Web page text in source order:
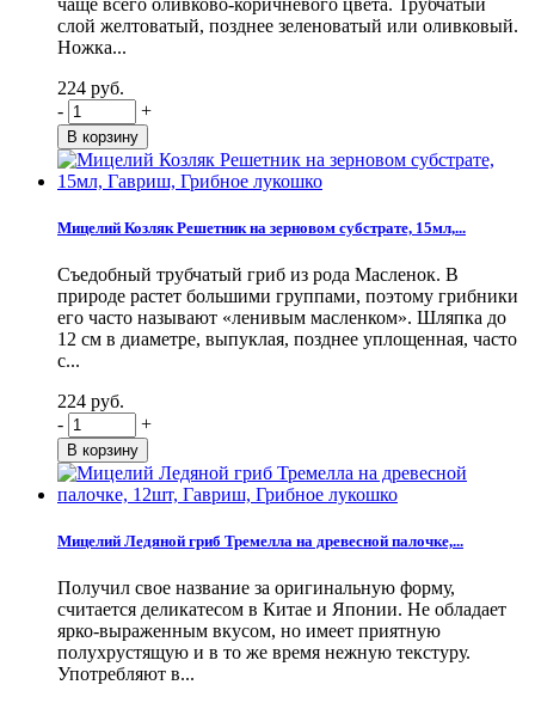
слой желтоватый, позднее зеленоватый или оливковый.
Ножка...
224 руб.
-
+
Мицелий Козляк Решетник на зерновом субстрате, 15мл,...
Съедобный трубчатый гриб из рода Масленок. В
природе растет большими группами, поэтому грибники
его часто называют «ленивым масленком». Шляпка до
12 см в диаметре, выпуклая, позднее уплощенная, часто
с...
224 руб.
-
+
Мицелий Ледяной гриб Тремелла на древесной палочке,...
Получил свое название за оригинальную форму,
считается деликатесом в Китае и Японии. Не обладает
ярко-выраженным вкусом, но имеет приятную
полухрустящую и в то же время нежную текстуру.
Употребляют в...